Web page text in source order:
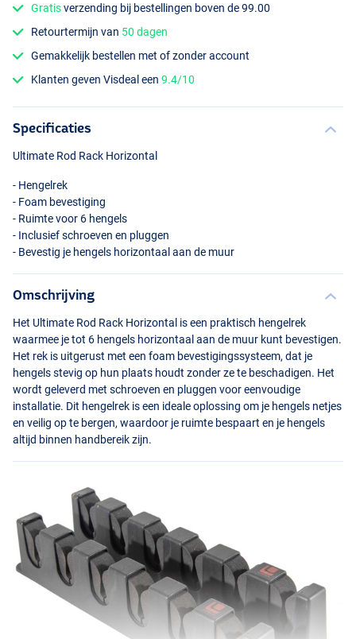
Gratisverzending bij bestellingen boven de 99.00
Retourtermijn van 50 dagen
Gemakkelijk bestellen met of zonder account
Klanten geven Visdeal een9.4/10
Specificaties
Ultimate Rod Rack Horizontal
- Hengelrek
- Foam bevestiging
- Ruimte voor 6 hengels
- Inclusief schroeven en pluggen
- Bevestig je hengels horizontaal aan de muur
Omschrijving
Het Ultimate Rod Rack Horizontal is een praktisch hengelrek
waarmee je tot 6 hengels horizontaal aan de muur kunt bevestigen.
Het rek is uitgerust met een foam bevestigingssysteem, dat je
hengels stevig op hun plaats houdt zonder ze te beschadigen. Het
wordt geleverd met schroeven en pluggen voor eenvoudige
installatie. Dit hengelrek is een ideale oplossing om je hengels netjes
en veilig op te bergen, waardoor je ruimte bespaart en je hengels
altijd binnen handbereik zijn.